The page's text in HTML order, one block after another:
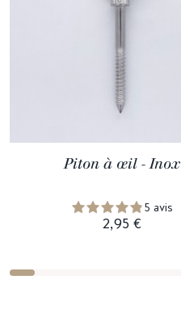
Piton à œil - Inox
5 avis
2,95 €